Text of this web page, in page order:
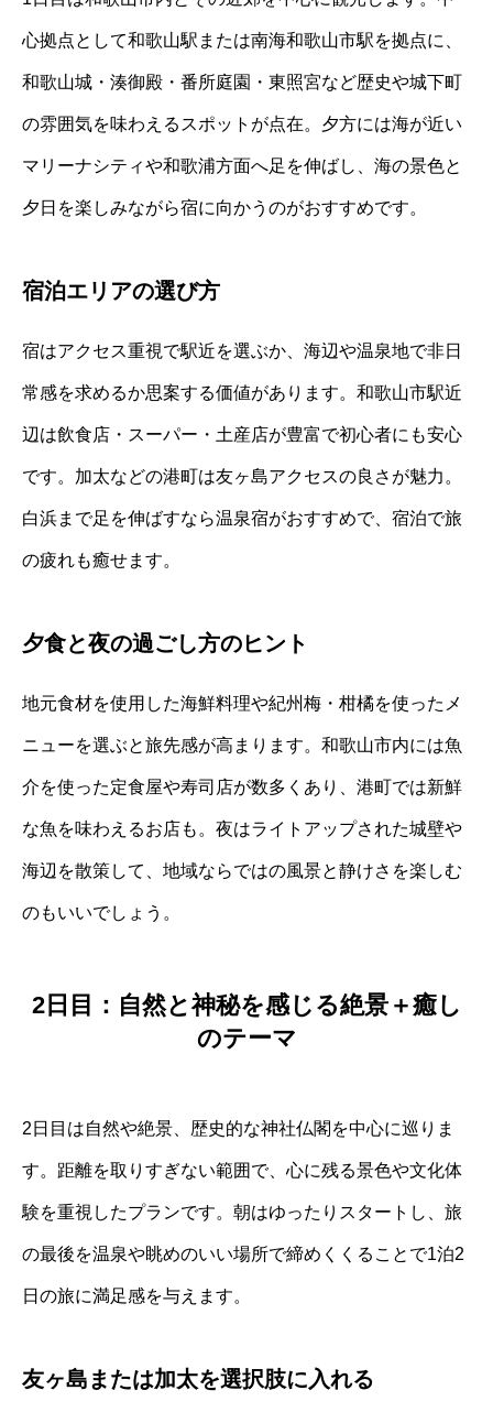
心拠点として和歌山駅または南海和歌山市駅を拠点に、
和歌山城・湊御殿・番所庭園・東照宮など歴史や城下町
の雰囲気を味わえるスポットが点在。夕方には海が近い
マリーナシティや和歌浦方面へ足を伸ばし、海の景色と
夕日を楽しみながら宿に向かうのがおすすめです。
宿泊エリアの選び方
宿はアクセス重視で駅近を選ぶか、海辺や温泉地で非日
常感を求めるか思案する価値があります。和歌山市駅近
辺は飲食店・スーパー・土産店が豊富で初心者にも安心
です。加太などの港町は友ヶ島アクセスの良さが魅力。
白浜まで足を伸ばすなら温泉宿がおすすめで、宿泊で旅
の疲れも癒せます。
夕食と夜の過ごし方のヒント
地元食材を使用した海鮮料理や紀州梅・柑橘を使ったメ
ニューを選ぶと旅先感が高まります。和歌山市内には魚
介を使った定食屋や寿司店が数多くあり、港町では新鮮
な魚を味わえるお店も。夜はライトアップされた城壁や
海辺を散策して、地域ならではの風景と静けさを楽しむ
のもいいでしょう。
2日目：自然と神秘を感じる絶景＋癒し
のテーマ
2日目は自然や絶景、歴史的な神社仏閣を中心に巡りま
す。距離を取りすぎない範囲で、心に残る景色や文化体
験を重視したプランです。朝はゆったりスタートし、旅
の最後を温泉や眺めのいい場所で締めくくることで1泊2
日の旅に満足感を与えます。
友ヶ島または加太を選択肢に入れる